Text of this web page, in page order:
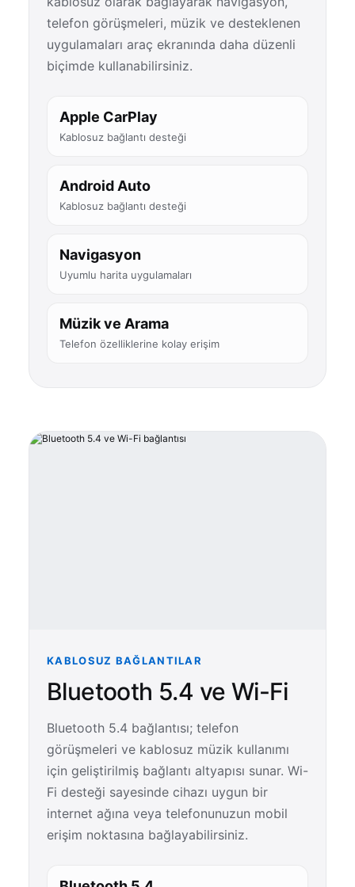
telefon görüşmeleri, müzik ve desteklenen
uygulamaları araç ekranında daha düzenli
biçimde kullanabilirsiniz.
Apple CarPlay
Kablosuz bağlantı desteği
Android Auto
Kablosuz bağlantı desteği
Navigasyon
Uyumlu harita uygulamaları
Müzik ve Arama
Telefon özelliklerine kolay erişim
KABLOSUZ BAĞLANTILAR
Bluetooth 5.4 ve Wi-Fi
Bluetooth 5.4 bağlantısı; telefon
görüşmeleri ve kablosuz müzik kullanımı
için geliştirilmiş bağlantı altyapısı sunar. Wi-
Fi desteği sayesinde cihazı uygun bir
internet ağına veya telefonunuzun mobil
erişim noktasına bağlayabilirsiniz.